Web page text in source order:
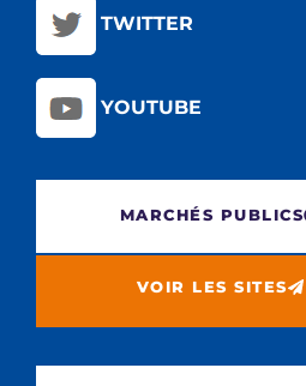
TWITTER
YOUTUBE
MARCHÉS PUBLICS
VOIR LES SITES